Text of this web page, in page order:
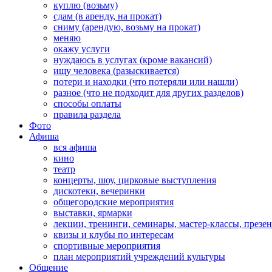
куплю (возьму)
сдам (в аренду, на прокат)
сниму (арендую, возьму на прокат)
меняю
окажу услуги
нуждаюсь в услугах (кроме вакансий)
ищу человека (разыскивается)
потери и находки (что потеряли или нашли)
разное (что не подходит для других разделов)
способы оплаты
правила раздела
Фото
Афиша
вся афиша
кино
театр
концерты, шоу, цирковые выступления
дискотеки, вечеринки
общегородские мероприятия
выставки, ярмарки
лекции, тренинги, семинары, мастер-классы,
квизы и клубы по интересам
спортивные мероприятия
план мероприятий учреждений культуры
Общение